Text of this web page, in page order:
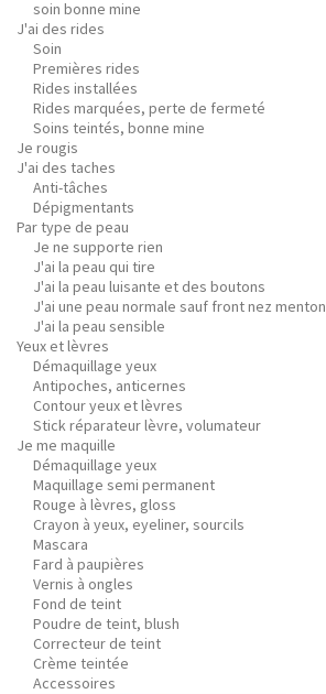
soin bonne mine
J'ai des rides
Soin
Premières rides
Rides installées
Rides marquées, perte de fermeté
Soins teintés, bonne mine
Je rougis
J'ai des taches
Anti-tâches
Dépigmentants
Par type de peau
Je ne supporte rien
J'ai la peau qui tire
J'ai la peau luisante et des boutons
J'ai une peau normale sauf front nez menton
J'ai la peau sensible
Yeux et lèvres
Démaquillage yeux
Antipoches, anticernes
Contour yeux et lèvres
Stick réparateur lèvre, volumateur
Je me maquille
Démaquillage yeux
Maquillage semi permanent
Rouge à lèvres, gloss
Crayon à yeux, eyeliner, sourcils
Mascara
Fard à paupières
Vernis à ongles
Fond de teint
Poudre de teint, blush
Correcteur de teint
Crème teintée
Accessoires